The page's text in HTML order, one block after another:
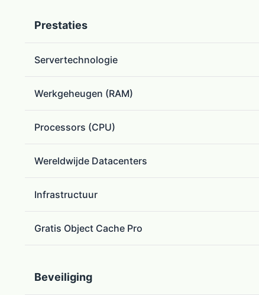
Prestaties
Servertechnologie
Werkgeheugen (RAM)
Processors (CPU)
Wereldwijde Datacenters
Infrastructuur
Gratis Object Cache Pro
Beveiliging